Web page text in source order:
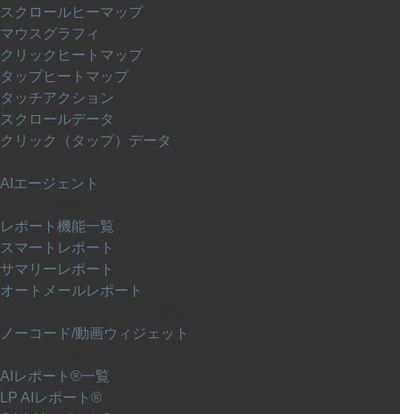
スクロールヒーマップ
マウスグラフィ
クリックヒートマップ
タップヒートマップ
タッチアクション
スクロールデータ
クリック（タップ）データ
AIエージェント
レポート機能一覧
スマートレポート
サマリーレポート
オートメールレポート
ノーコード/動画ウィジェット
AIレポート®一覧
LP AIレポート®